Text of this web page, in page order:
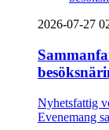
2026-07-27
Nyhetsfattig
Evenemang